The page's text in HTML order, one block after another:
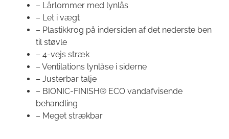
– Lårlommer med lynlås
– Let i vægt
– Plastikkrog på indersiden af det nederste ben
til støvle
– 4-vejs stræk
– Ventilations lynlåse i siderne
– Justerbar talje
– BIONIC-FINISH® ECO vandafvisende
behandling
– Meget strækbar